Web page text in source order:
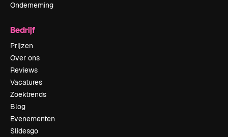
Onderneming
Bedrijf
Prijzen
Over ons
Reviews
Vacatures
Zoektrends
Blog
Evenementen
Slidesgo